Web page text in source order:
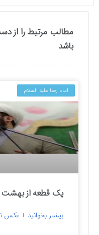
مطالب مرتبط را از
باشد
امام رضا علیه السلام
یک قطعه از بهشت
بیشتر بخوانید + عکس